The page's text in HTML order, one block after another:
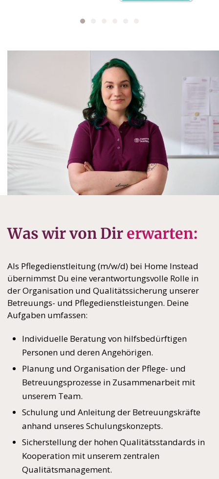
Was wir von Dir erwarten:
Als Pflegedienstleitung (m/w/d) bei Home Instead
übernimmst Du eine verantwortungsvolle Rolle in
der Organisation und Qualitätssicherung unserer
Betreuungs- und Pflegedienstleistungen. Deine
Aufgaben umfassen:
Individuelle Beratung von hilfsbedürftigen
Personen und deren Angehörigen.
Planung und Organisation der Pflege- und
Betreuungsprozesse in Zusammenarbeit mit
unserem Team.
Schulung und Anleitung der Betreuungskräfte
anhand unseres Schulungskonzepts.
Sicherstellung der hohen Qualitätsstandards in
Kooperation mit unserem zentralen
Qualitätsmanagement.